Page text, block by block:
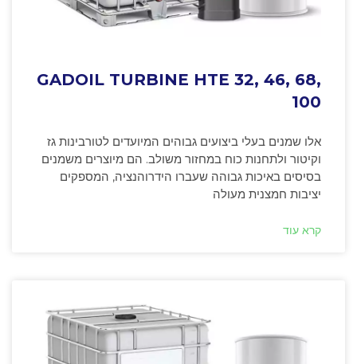
GADOIL TURBINE HTE 32, 46, 68,
100
אלו שמנים בעלי ביצועים גבוהים המיועדים לטורבינות גז
וקיטור ולתחנות כוח במחזור משולב. הם מיוצרים משמנים
בסיסים באיכות גבוהה שעברו הידרוהנציה, המספקים
יציבות חמצנית מעולה
קרא עוד